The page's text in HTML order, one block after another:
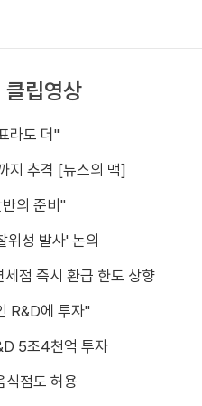
클립영상
라도 더"
지 추격 [뉴스의 맥]
반의 준비"
위성 발사' 논의
세점 즉시 환급 한도 상향
R&D에 투자"
5조4천억 투자
식점도 허용